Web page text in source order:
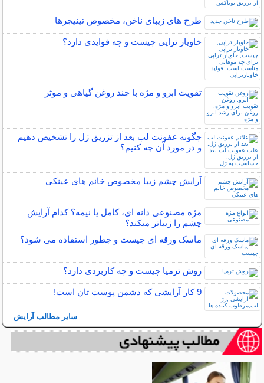
طرح های زیبای ناخن، مخصوص تینیجرها
خاویار تراپی چیست و چه فوایدی دارد؟
تقویت ابرو و مژه با چند روغن گیاهی و موثر
چگونه عفونت لب بعد از تزریق ژل را تشخیص دهیم
و در مورد آن چه کنیم؟
آرایش چشم زیبا مخصوص خانم های عینکی
مژه مصنوعی دانه ای، کامل یا نیمه؟ کدام آرایش
چشم را زیباتر میکند؟
ماسک ورقه ای چیست و چطور استفاده می شود؟
روش ترمیا چیست و چه کاربردی دارد؟
9 کار آرایشی که دشمن پوست تان است!
سایر مطالب آرایش